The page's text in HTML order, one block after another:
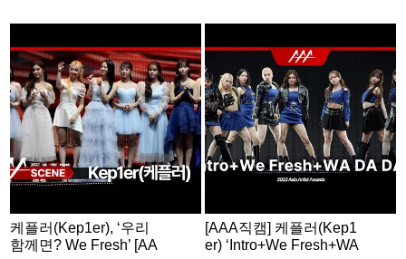
케플러(Kep1er), ‘우리
함께면? We Fresh’ [AA
[AAA직캠] 케플러(Kep1
er) ‘Intro+We Fresh+WA